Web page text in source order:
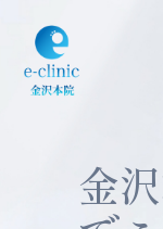
金